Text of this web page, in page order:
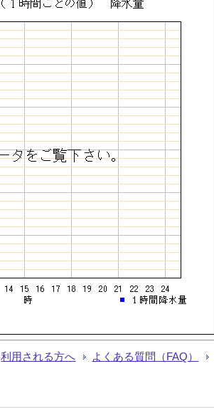
利用される方へ よくある質問（FAQ）